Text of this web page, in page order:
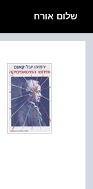
שלום אורח